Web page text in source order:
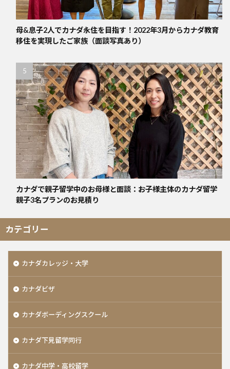
母&息子2人でカナダ永住を目指す！2022年3月からカナダ教育
移住を実現したご家族（面談写真あり）
カナダで親子留学中のお母様と面談：お子様主体のカナダ留学
親子3名プランのお見積り
カテゴリー
カナダカレッジ・大学
カナダビザ
カナダボーディングスクール
カナダ下見留学同行
カナダ中学・高校留学